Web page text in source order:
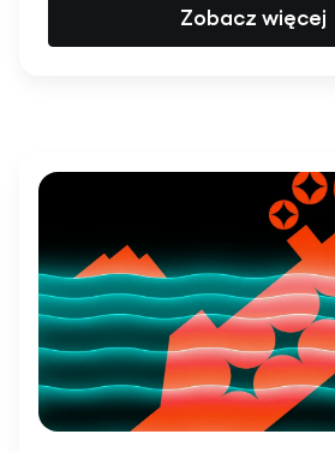
Zobacz więcej